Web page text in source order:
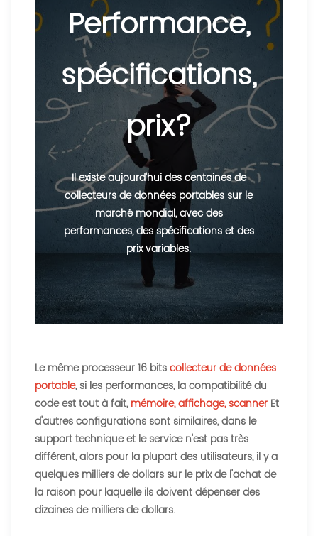
Performance,
spécifications,
prix?
Il existe aujourd'hui des centaines de
collecteurs de données portables sur le
marché mondial, avec des
performances, des spécifications et des
prix variables.
Le même processeur 16 bitscollecteur de données
portable, si les performances, la compatibilité du
code est tout à fait,mémoire, affichage, scanner Et
d'autres configurations sont similaires, dans le
support technique et le service n'est pas très
différent, alors pour la plupart des utilisateurs, il y a
quelques milliers de dollars sur le prix de l'achat de
la raison pour laquelle ils doivent dépenser des
dizaines de milliers de dollars.